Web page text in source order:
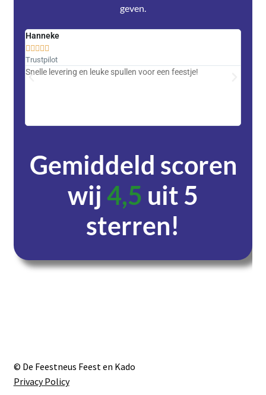
geven.
Hanneke
    
Trustpilot
Snelle levering en leuke spullen voor een feestje!
Gemiddeld scoren
wij4,5 uit 5
sterren!
© De Feestneus Feest en Kado
Privacy Policy